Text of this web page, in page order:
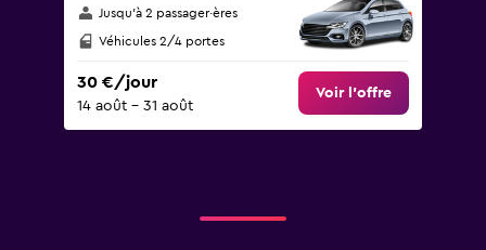
Jusqu’à 2 passager·ères
Véhicules 2/4 portes
30 €/jour
14 août - 31 août
Voir l’offre